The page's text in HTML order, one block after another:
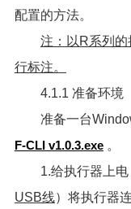
配置的方法。
注：以R系列
行标注。
4.1.1 准备环境
准备一台
F-CLI v1.0.3.exe。
1.给执行器上
USB线）将执行器